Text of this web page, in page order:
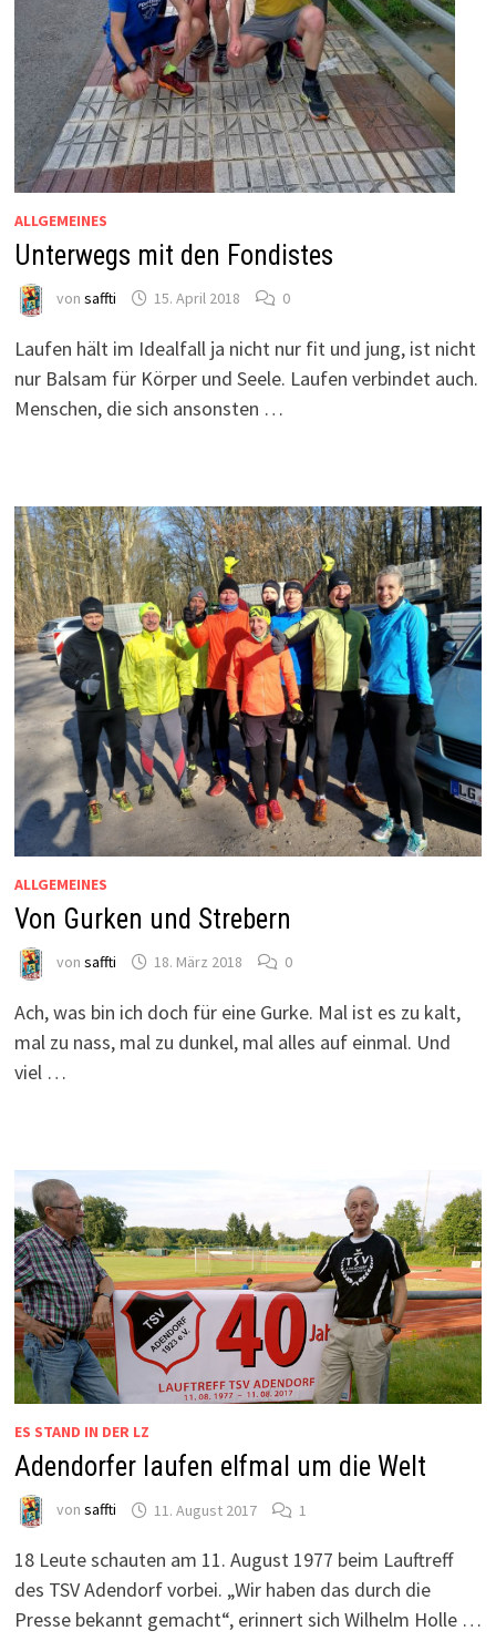
ALLGEMEINES
Unterwegs mit den Fondistes
von saffti 15. April 2018 0
Laufen hält im Idealfall ja nicht nur fit und jung, ist nicht
nur Balsam für Körper und Seele. Laufen verbindet auch.
Menschen, die sich ansonsten …
ALLGEMEINES
Von Gurken und Strebern
von saffti 18. März 2018 0
Ach, was bin ich doch für eine Gurke. Mal ist es zu kalt,
mal zu nass, mal zu dunkel, mal alles auf einmal. Und
viel …
ES STAND IN DER LZ
Adendorfer laufen elfmal um die Welt
von saffti 11. August 2017 1
18 Leute schauten am 11. August 1977 beim Lauftreff
des TSV Adendorf vorbei. „Wir haben das durch die
Presse bekannt gemacht“, erinnert sich Wilhelm Holle …